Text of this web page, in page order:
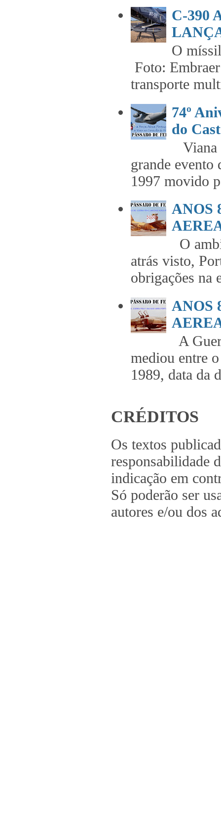
C-390
O
Foto:
transporte
74º
do
Viana
grande evento
1997 movido
ANOS
O
atrás visto,
obrigações na
ANOS
A
mediou entre
1989, data da
CRÉDITOS
Os textos
responsabilidade
indicação em
Só poderão ser
autores e/ou dos